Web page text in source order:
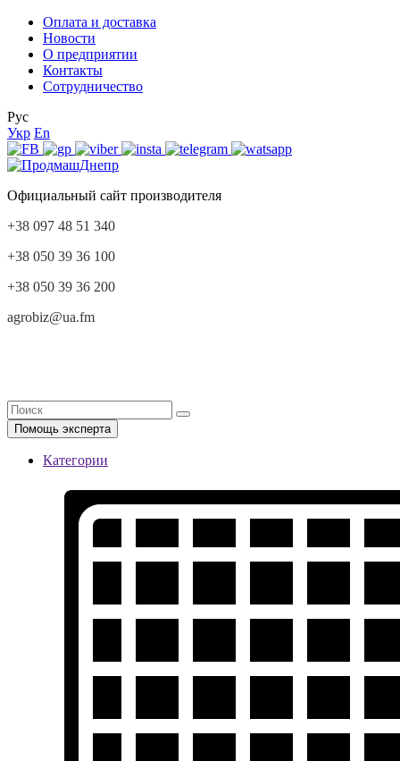
Оплата и доставка
Новости
О предприятии
Контакты
Сотрудничество
Рус
Укр En
Официальный сайт производителя
+38 097 48 51 340
+38 050 39 36 100
+38 050 39 36 200
agrobiz@ua.fm
Помощь эксперта
Категории